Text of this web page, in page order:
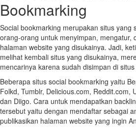
Bookmarking
Social bookmarking merupakan situs yang
orang-orang untuk menyimpan, mengatur,
halaman website yang disukainya. Jadi,
melihat kembali situs yang disukainya,
mencarinya karena sudah disimpan di
Beberapa situs social bookmarking yaitu
Folkd, Tumblr, Delicious.com, Reddit.com,
dan Diigo. Cara untuk mendapatkan
tersebut yaitu dengan mendaftar sebagai
publikasikan halaman website yang ingin